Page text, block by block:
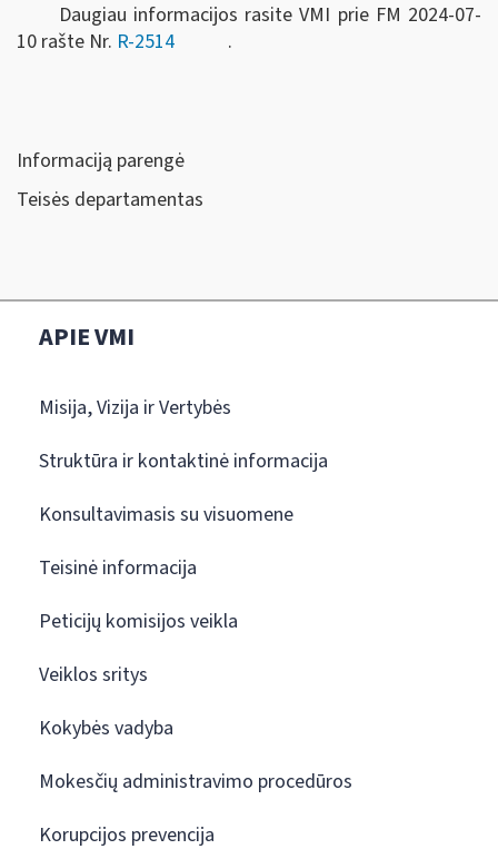
Daugiau informacijos rasite VMI prie FM 2024-07-
10 rašte Nr. R-2514 .
Informaciją parengė
Teisės departamentas
APIE VMI
Misija, Vizija ir Vertybės
Struktūra ir kontaktinė informacija
Konsultavimasis su visuomene
Teisinė informacija
Peticijų komisijos veikla
Veiklos sritys
Kokybės vadyba
Mokesčių administravimo procedūros
Korupcijos prevencija